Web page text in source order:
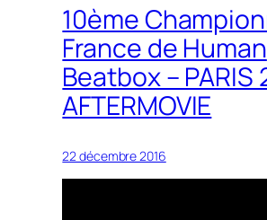
10ème
France de Human
Beatbox – PARIS
AFTERMOVIE
22 décembre 2016